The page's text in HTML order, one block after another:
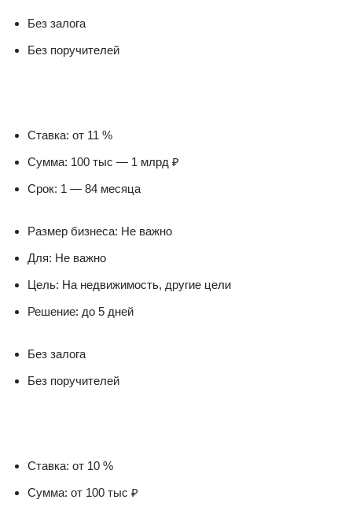
Без залога
Без поручителей
Ставка: от 11 %
Сумма: 100 тыс — 1 млрд ₽
Срок: 1 — 84 месяца
Размер бизнеса: Не важно
Для: Не важно
Цель: На недвижимость, другие цели
Решение: до 5 дней
Без залога
Без поручителей
Ставка: от 10 %
Сумма: от 100 тыс ₽